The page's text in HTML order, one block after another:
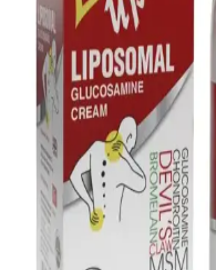
Hassas ciltler için özel
tahrişi önler, geniş spektrum
kullanılır.
Akne Tedavisinde
Etkili Cilt Bakım
Akne tedavisinde evde
rutinleri ile yağ üretimi,
sağlanabilir. Doğru ürün
etkilidir.